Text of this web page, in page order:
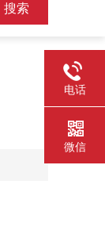
电话
微信